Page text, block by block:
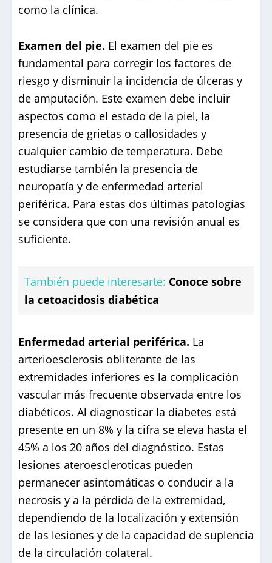
como la clínica.
Examen del pie. El examen del pie es
fundamental para corregir los factores de
riesgo y disminuir la incidencia de úlceras y
de amputación. Este examen debe incluir
aspectos como el estado de la piel, la
presencia de grietas o callosidades y
cualquier cambio de temperatura. Debe
estudiarse también la presencia de
neuropatía y de enfermedad arterial
periférica. Para estas dos últimas patologías
se considera que con una revisión anual es
suficiente.
También puede interesarte: Conoce sobre
la cetoacidosis diabética
Enfermedad arterial periférica. La
arterioesclerosis obliterante de las
extremidades inferiores es la complicación
vascular más frecuente observada entre los
diabéticos. Al diagnosticar la diabetes está
presente en un 8% y la cifra se eleva hasta el
45% a los 20 años del diagnóstico. Estas
lesiones ateroescleroticas pueden
permanecer asintomáticas o conducir a la
necrosis y a la pérdida de la extremidad,
dependiendo de la localización y extensión
de las lesiones y de la capacidad de suplencia
de la circulación colateral.